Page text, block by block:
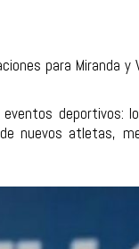
para Miranda y
deportivos:
nuevos atletas,